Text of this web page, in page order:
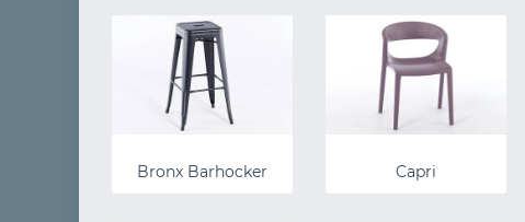
Bronx Barhocker Capri